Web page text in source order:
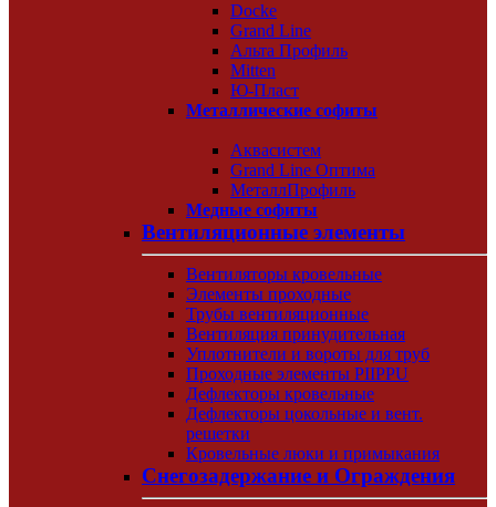
Docke
Grand Line
Альта Профиль
Mitten
Ю-Пласт
Металлические софиты
Аквасистем
Grand Line Оптима
МеталлПрофиль
Медные софиты
Вентиляционные элементы
Вентиляторы кровельные
Элементы проходные
Трубы вентиляционные
Вентиляция принудительная
Уплотнители и вороты для труб
Проходные элементы PIIPPU
Дефлекторы кровельные
Дефлекторы цокольные и вент.
решетки
Кровельные люки и примыкания
Снегозадержание и Ограждения